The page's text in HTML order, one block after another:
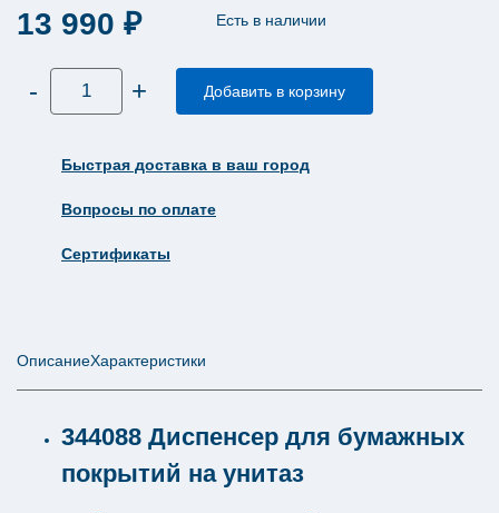
13 990 ₽ Есть в наличии
-
Количество
товара
для
на
Elevation
пластик
V1
+ Добавить в корзину
Быстрая доставка в ваш город
Вопросы по оплате
Сертификаты
ОписаниеХарактеристики
344088 Диспенсер для бумажных
покрытий на унитаз